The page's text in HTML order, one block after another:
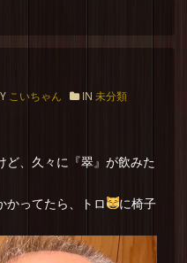
こいちゃん IN 未分類
ど、久々に『翠』が飲みた
かってたら、トロ
に椅子